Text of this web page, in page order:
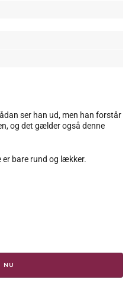
ser han ud, men han forstår
og det gælder også denne
er bare rund og lækker.
NU